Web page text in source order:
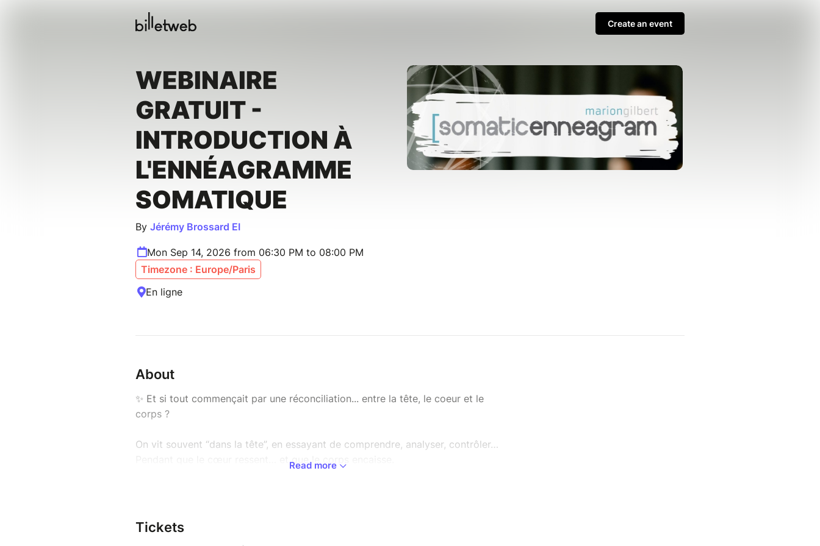
Create an event
WEBINAIRE
GRATUIT -
INTRODUCTION À
L'ENNÉAGRAMME
SOMATIQUE
By Jérémy Brossard EI
Mon Sep 14, 2026 from 06:30 PM to 08:00 PM
Timezone : Europe/Paris
En ligne
About
✨ Et si tout commençait par une réconciliation... entre la tête, le coeur et le
corps ?
On vit souvent “dans la tête”, en essayant de comprendre, analyser, contrôler…
Pendant que le cœur ressent… et que le corps encaisse.
Je te propose de venir explorer une approche concrète pour remettre le corps
au centre et apprendre à t’appuyer dessus au quotidien.
Read more
Tickets